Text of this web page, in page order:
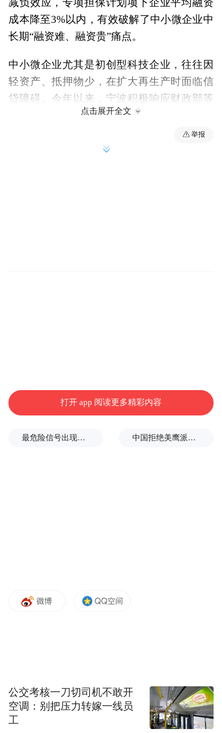
减负效应，专项担保计划项下企业平均融资
成本降至3%以内，有效破解了中小微企业中
长期“融资难、融资贵”痛点。
中小微企业尤其是初创型科技企业，往往因
轻资产、抵押物少，在扩大再生产时面临信
贷障碍。今年以来，宁波积极响应财政部等
四部门实施的民间投资专项担保计划，打出
差异化贴息“组合拳”。一方面，对纳入专项
支持范围、未享受中央财政贴息的中小微企
担”等中长期贷款特色产品，单户专项产品担
保上限达2000万元，叠加“微担通”业务后最
领域。
布，本平台仅提供信息存储空间服务。
Notice: The content above (including the videos,
pictures and audios if any) is uploaded and posted
by the user of Dafeng Hao, which is a social media
点击展开全文
举报
打开 app 阅读更多精彩内容
最危险信号出现！全球能源大动脉岌岌可危 中国拒绝美鹰派副防长访华？弦外之音被热议
公交考核一刀切司机不敢开
空调：别把压力转嫁一线员
工